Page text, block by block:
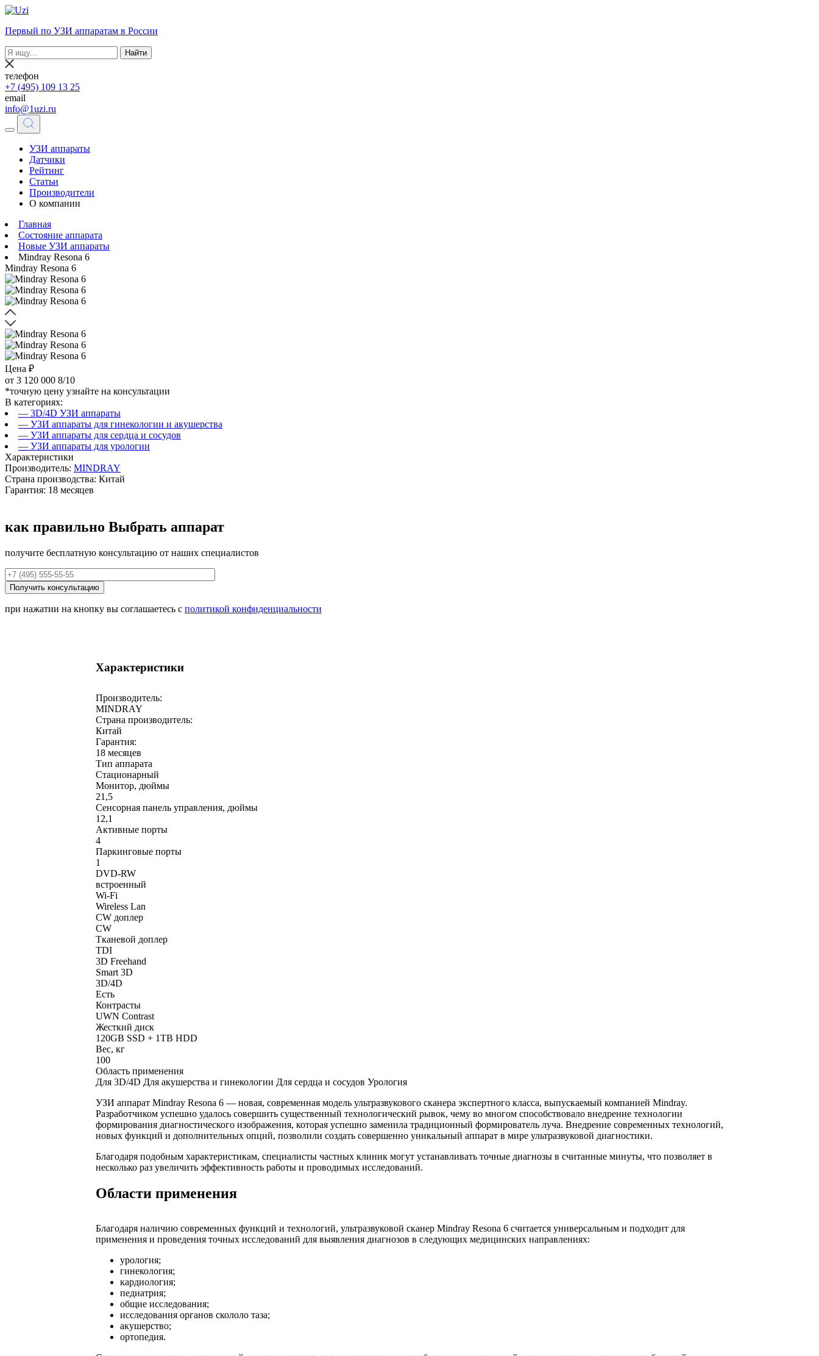
Первый по УЗИ аппаратам в России
Найти
телефон
+7 (495) 109 13 25
email
info@1uzi.ru
УЗИ аппараты
Датчики
Рейтинг
Статьи
Производители
О компании
Главная
Состояние аппарата
Новые УЗИ аппараты
Mindray Resona 6
Mindray Resona 6
Цена ₽
от 3 120 000 8/10
*точную цену узнайте на консультации
В категориях:
— 3D/4D УЗИ аппараты
— УЗИ аппараты для гинекологии и акушерства
— УЗИ аппараты для сердца и сосудов
— УЗИ аппараты для урологии
Характеристики
Производитель: MINDRAY
Страна производства: Китай
Гарантия: 18 месяцев
как правильно Выбрать аппарат
получите бесплатную консультацию от наших специалистов
при нажатии на кнопку вы соглашаетесь с политикой конфиденциальности
Характеристики
Производитель:
MINDRAY
Страна производитель:
Китай
Гарантия:
18 месяцев
Тип аппарата
Стационарный
Монитор, дюймы
21,5
Сенсорная панель управления, дюймы
12,1
Активные порты
4
Паркинговые порты
1
DVD-RW
встроенный
Wi-Fi
Wireless Lan
CW доплер
CW
Тканевой доплер
TDI
3D Freehand
Smart 3D
3D/4D
Есть
Контрасты
UWN Contrast
Жесткий диск
120GB SSD + 1TB HDD
Вес, кг
100
Область применения
Для 3D/4D Для акушерства и гинекологии Для сердца и сосудов Урология
УЗИ аппарат Mindray Resona 6 — новая, современная модель ультразвукового сканера экспертного класса, выпускаемый компанией Mindray.
Разработчиком успешно удалось совершить существенный технологический рывок, чему во многом способствовало внедрение технологии
формирования диагностического изображения, которая успешно заменила традиционный формирователь луча. Внедрение современных технологий,
новых функций и дополнительных опций, позволили создать совершенно уникальный аппарат в мире ультразвуковой диагностики.
Благодаря подобным характеристикам, специалисты частных клиник могут устанавливать точные диагнозы в считанные минуты, что позволяет в
несколько раз увеличить эффективность работы и проводимых исследований.
Области применения
Благодаря наличию современных функций и технологий, ультразвуковой сканер Mindray Resona 6 считается универсальным и подходит для
применения и проведения точных исследований для выявления диагнозов в следующих медицинских направлениях:
урология;
гинекология;
кардиология;
педиатрия;
общие исследования;
исследования органов скололо таза;
акушерство;
ортопедия.